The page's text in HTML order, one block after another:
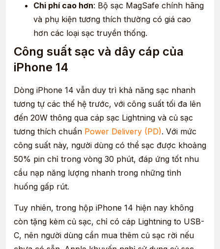
Chi phí cao hơn: Bộ sạc MagSafe chính hãng
và phụ kiện tương thích thường có giá cao
hơn các loại sạc truyền thống.
Công suất sạc và dây cáp của
iPhone 14
Dòng iPhone 14 vẫn duy trì khả năng sạc nhanh
tương tự các thế hệ trước, với công suất tối đa lên
đến 20W thông qua cáp sạc Lightning và củ sạc
tương thích chuẩn Power Delivery (PD). Với mức
công suất này, người dùng có thể sạc được khoảng
50% pin chỉ trong vòng 30 phút, đáp ứng tốt nhu
cầu nạp năng lượng nhanh trong những tình
huống gấp rút.
Tuy nhiên, trong hộp iPhone 14 hiện nay không
còn tặng kèm củ sạc, chỉ có cáp Lightning to USB-
C, nên người dùng cần mua thêm củ sạc rời nếu